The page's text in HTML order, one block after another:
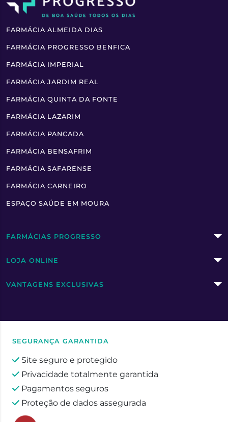
FARMÁCIA ALMEIDA DIAS
FARMÁCIA PROGRESSO BENFICA
FARMÁCIA IMPERIAL
FARMÁCIA JARDIM REAL
FARMÁCIA QUINTA DA FONTE
FARMÁCIA LAZARIM
FARMÁCIA PANCADA
FARMÁCIA BENSAFRIM
FARMÁCIA SAFARENSE
FARMÁCIA CARNEIRO
ESPAÇO SAÚDE EM MOURA
FARMÁCIAS PROGRESSO
LOJA ONLINE
VANTAGENS EXCLUSIVAS
SEGURANÇA GARANTIDA
Site seguro e protegido
Privacidade totalmente garantida
Pagamentos seguros
Proteção de dados assegurada